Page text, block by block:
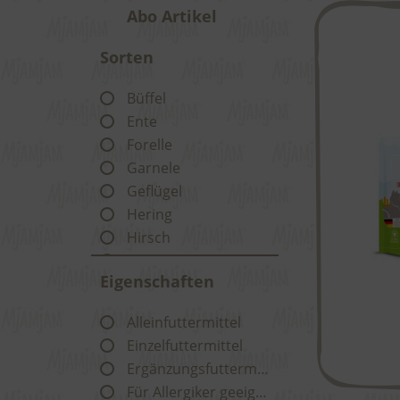
Abo Artikel
Sorten
Büffel
Ente
Forelle
Garnele
Geflügel
Hering
Hirsch
Huhn
Insekt
Kaninchen
Känguru
Lachs
Eigenschaften
Alleinfuttermittel
Einzelfuttermittel
Ergänzungsfuttermittel
Für Allergiker geeignet